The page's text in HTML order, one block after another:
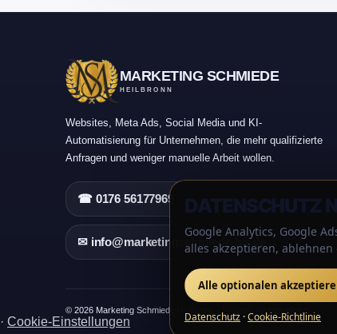
MARKETING SCHMIEDE
HEILBRONN
Websites, Meta Ads, Social Media und KI-
Automatisierung für Unternehmen, die mehr qualifizierte
Anfragen und weniger manuelle Arbeit wollen.
☎ 0176 56177969
✉ info@marketingschmiede-hn.de
© 2026 Marketing Schmiede Heilbronn · Inhaber Jerome Heinz
· Cookie-Einstellungen
DATENSCHUTZ
Google Analytics, Google
alles akzeptieren,
Alle optionalen
Datenschutz ·Cookie-Richtlinie